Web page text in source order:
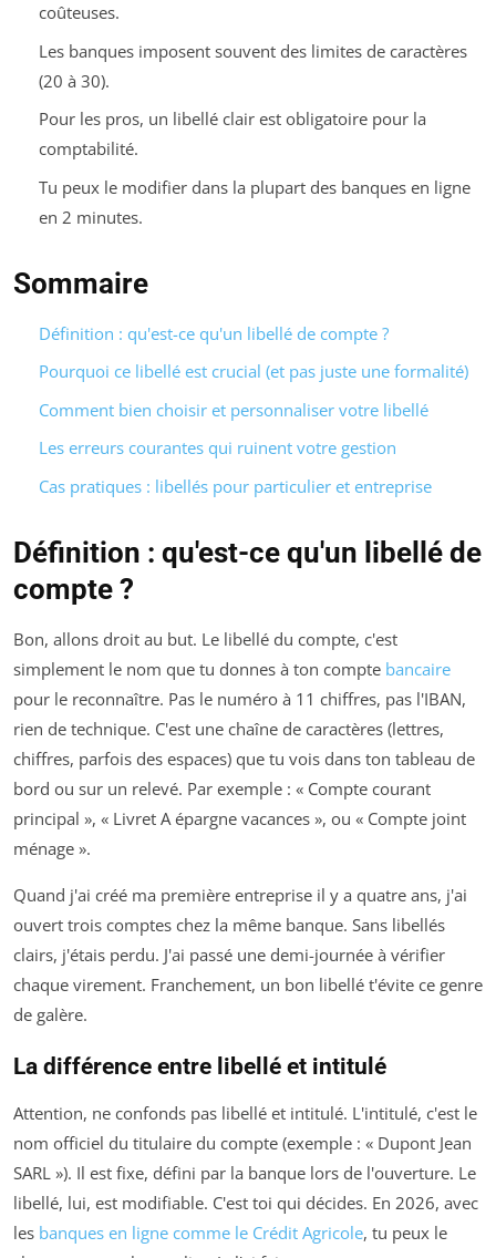
coûteuses.
Les banques imposent souvent des limites de caractères
(20 à 30).
Pour les pros, un libellé clair est obligatoire pour la
comptabilité.
Tu peux le modifier dans la plupart des banques en ligne
en 2 minutes.
Sommaire
Définition : qu'est-ce qu'un libellé de compte ?
Pourquoi ce libellé est crucial (et pas juste une formalité)
Comment bien choisir et personnaliser votre libellé
Les erreurs courantes qui ruinent votre gestion
Cas pratiques : libellés pour particulier et entreprise
Définition : qu'est-ce qu'un libellé de
compte ?
Bon, allons droit au but. Le libellé du compte, c'est
simplement le nom que tu donnes à ton compte bancaire
pour le reconnaître. Pas le numéro à 11 chiffres, pas l'IBAN,
rien de technique. C'est une chaîne de caractères (lettres,
chiffres, parfois des espaces) que tu vois dans ton tableau de
bord ou sur un relevé. Par exemple : « Compte courant
principal », « Livret A épargne vacances », ou « Compte joint
ménage ».
Quand j'ai créé ma première entreprise il y a quatre ans, j'ai
ouvert trois comptes chez la même banque. Sans libellés
clairs, j'étais perdu. J'ai passé une demi-journée à vérifier
chaque virement. Franchement, un bon libellé t'évite ce genre
de galère.
La différence entre libellé et intitulé
Attention, ne confonds pas libellé et intitulé. L'intitulé, c'est le
nom officiel du titulaire du compte (exemple : « Dupont Jean
SARL »). Il est fixe, défini par la banque lors de l'ouverture. Le
libellé, lui, est modifiable. C'est toi qui décides. En 2026, avec
les banques en ligne comme le Crédit Agricole, tu peux le